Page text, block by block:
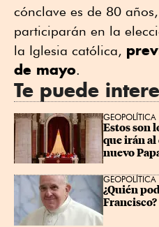
cónclave es de 80
participarán en la
la Iglesia católica,
de mayo.
Te puede
GEOPOLÍTICA
Estos son
que irán al
nuevo
GEOPOLÍTICA
¿Quién
Francisco?